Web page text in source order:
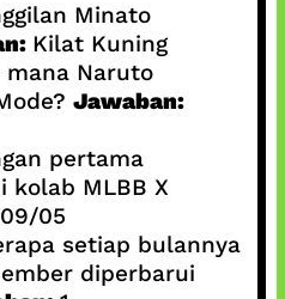
Minato
Kilat Kuning
mana Naruto
Jawaban:
pertama
kolab MLBB X
09/05
setiap bulannya
diperbarui